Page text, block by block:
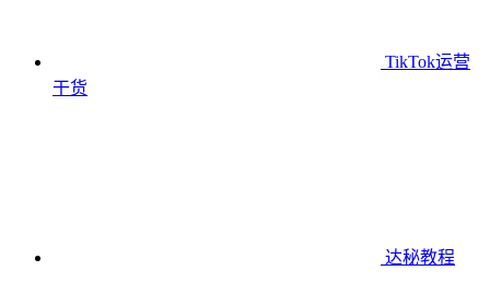
TikTok运营
干货
达秘教程